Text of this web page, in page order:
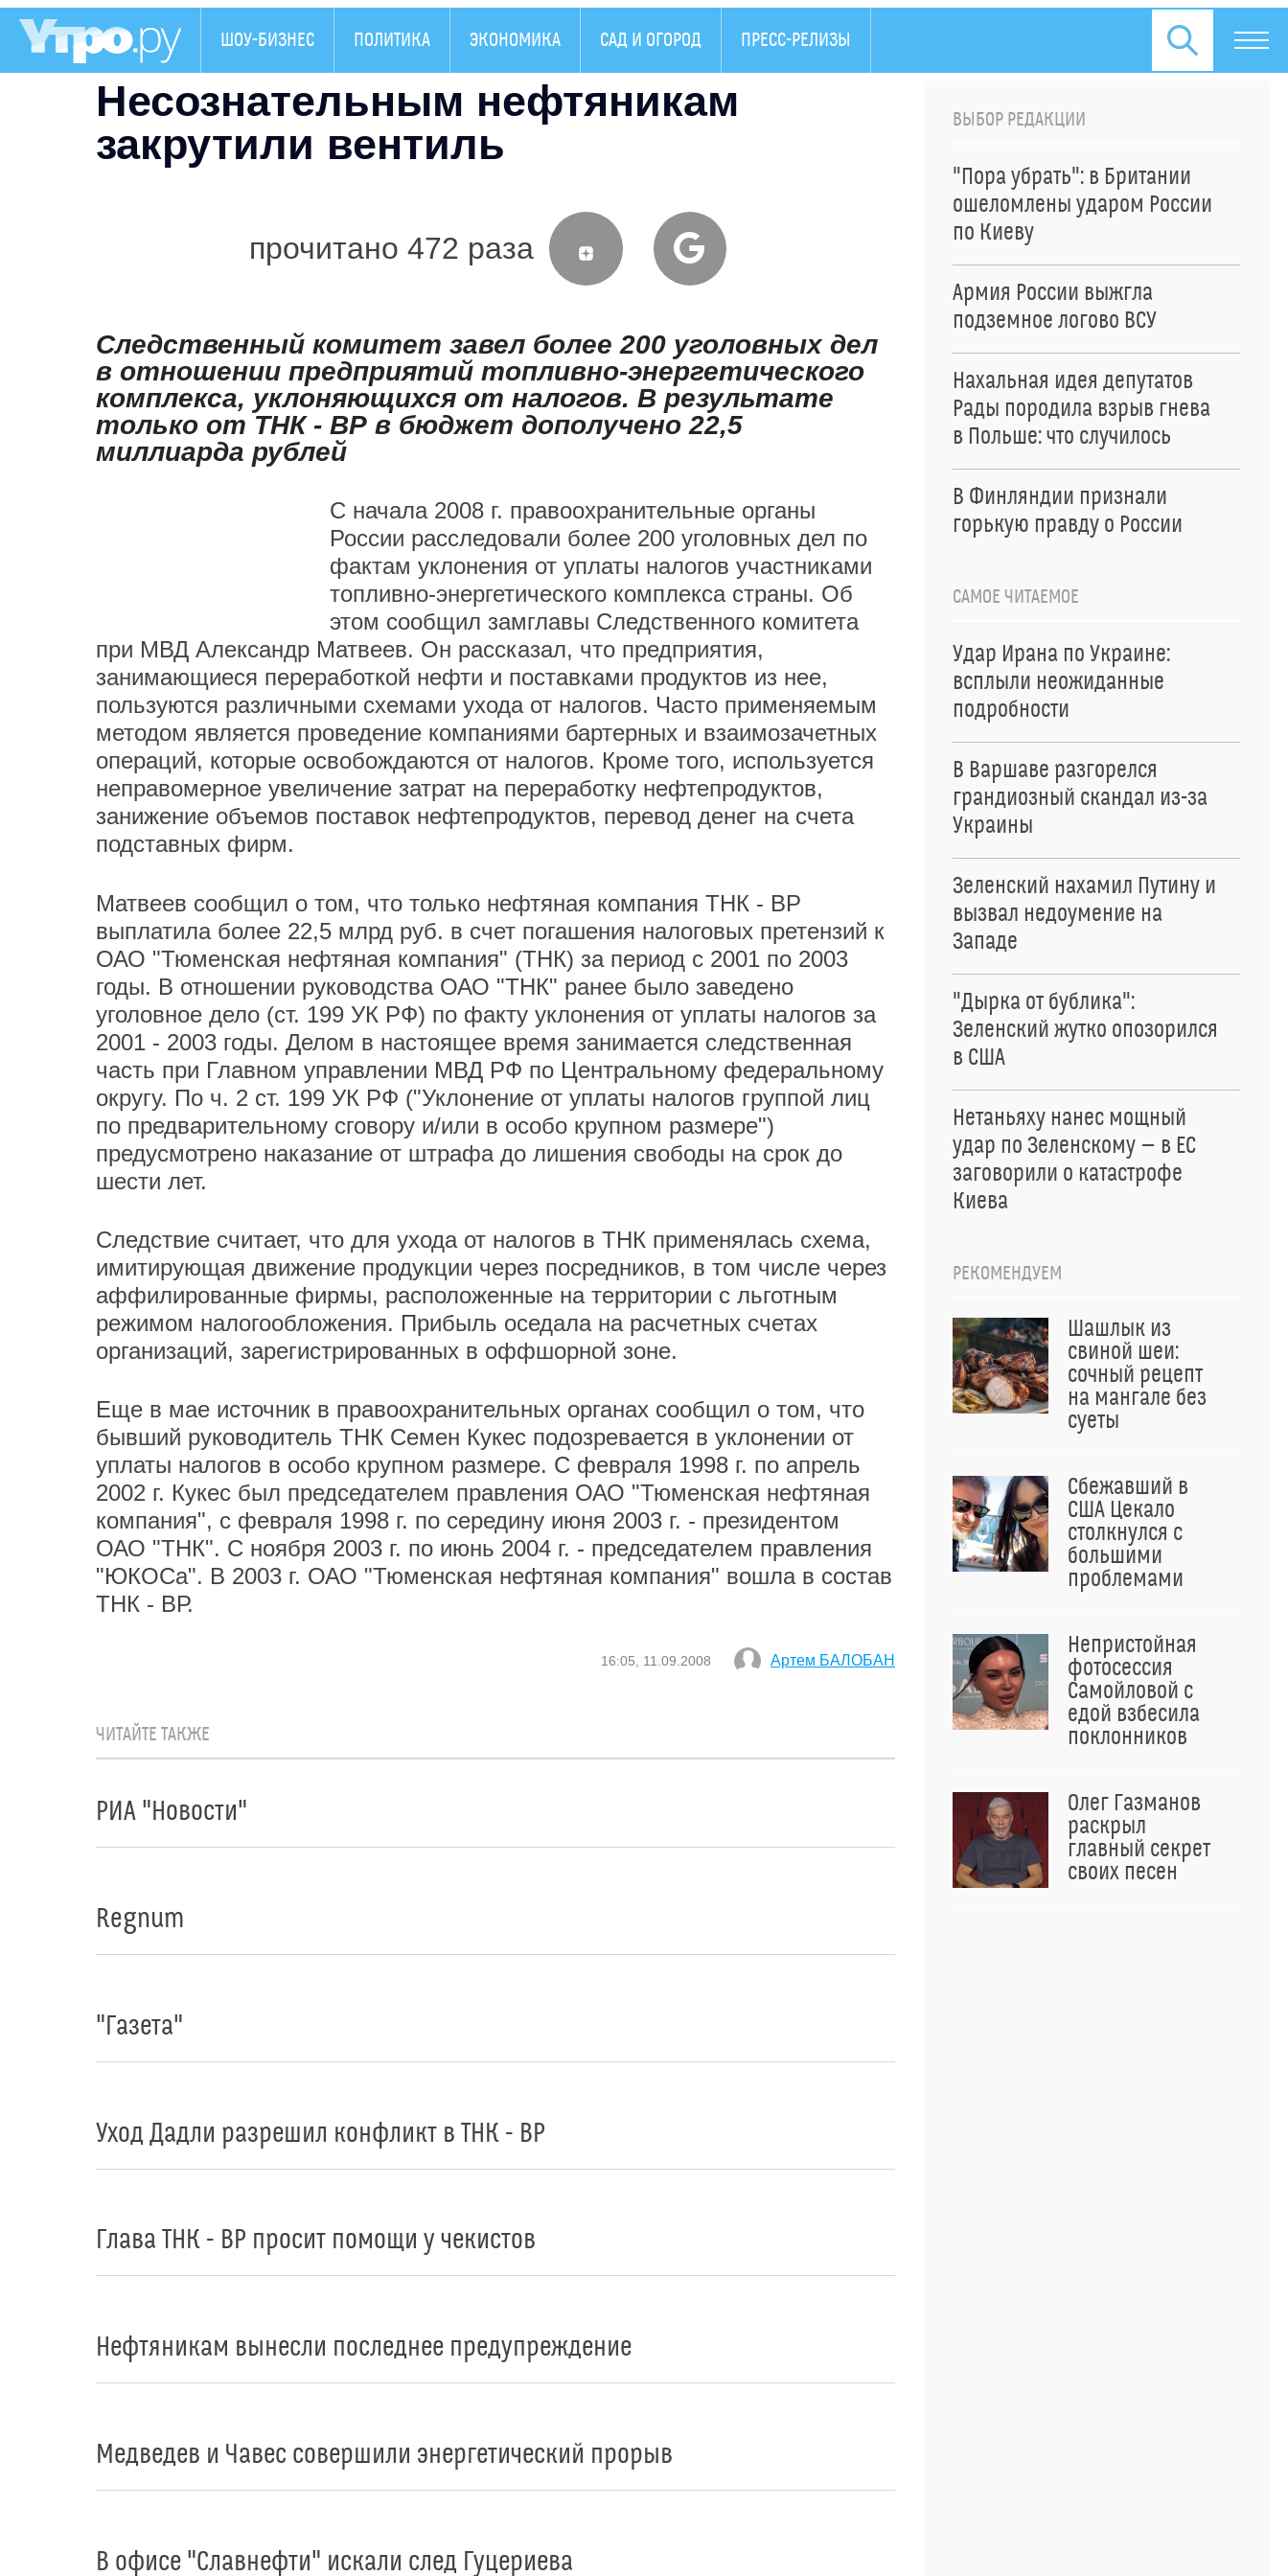
ШОУ-БИЗНЕС ПОЛИТИКА ЭКОНОМИКА САД И ОГОРОД ПРЕСС-РЕЛИЗЫ
Несознательным нефтяникам
закрутили вентиль
прочитано 472 раза
Следственный комитет завел более 200 уголовных дел
в отношении предприятий топливно-энергетического
комплекса, уклоняющихся от налогов. В результате
только от ТНК - ВР в бюджет дополучено 22,5
миллиарда рублей
С начала 2008 г. правоохранительные органы
России расследовали более 200 уголовных дел по
фактам уклонения от уплаты налогов участниками
топливно-энергетического комплекса страны. Об
этом сообщил замглавы Следственного комитета
при МВД Александр Матвеев. Он рассказал, что предприятия,
занимающиеся переработкой нефти и поставками продуктов из нее,
пользуются различными схемами ухода от налогов. Часто применяемым
методом является проведение компаниями бартерных и взаимозачетных
операций, которые освобождаются от налогов. Кроме того, используется
неправомерное увеличение затрат на переработку нефтепродуктов,
занижение объемов поставок нефтепродуктов, перевод денег на счета
подставных фирм.
Матвеев сообщил о том, что только нефтяная компания ТНК - ВР
выплатила более 22,5 млрд руб. в счет погашения налоговых претензий к
ОАО "Тюменская нефтяная компания" (ТНК) за период с 2001 по 2003
годы. В отношении руководства ОАО "ТНК" ранее было заведено
уголовное дело (ст. 199 УК РФ) по факту уклонения от уплаты налогов за
2001 - 2003 годы. Делом в настоящее время занимается следственная
часть при Главном управлении МВД РФ по Центральному федеральному
округу. По ч. 2 ст. 199 УК РФ ("Уклонение от уплаты налогов группой лиц
по предварительному сговору и/или в особо крупном размере")
предусмотрено наказание от штрафа до лишения свободы на срок до
шести лет.
Следствие считает, что для ухода от налогов в ТНК применялась схема,
имитирующая движение продукции через посредников, в том числе через
аффилированные фирмы, расположенные на территории с льготным
режимом налогообложения. Прибыль оседала на расчетных счетах
организаций, зарегистрированных в оффшорной зоне.
Еще в мае источник в правоохранительных органах сообщил о том, что
бывший руководитель ТНК Семен Кукес подозревается в уклонении от
уплаты налогов в особо крупном размере. С февраля 1998 г. по апрель
2002 г. Кукес был председателем правления ОАО "Тюменская нефтяная
компания", с февраля 1998 г. по середину июня 2003 г. - президентом
ОАО "ТНК". С ноября 2003 г. по июнь 2004 г. - председателем правления
"ЮКОСа". В 2003 г. ОАО "Тюменская нефтяная компания" вошла в состав
ТНК - ВР.
16:05, 11.09.2008 Артем БАЛОБАН
ЧИТАЙТЕ ТАКЖЕ
РИА "Новости"
Regnum
"Газета"
Уход Дадли разрешил конфликт в ТНК - ВР
Глава ТНК - BP просит помощи у чекистов
Нефтяникам вынесли последнее предупреждение
Медведев и Чавес совершили энергетический прорыв
В офисе "Славнефти" искали след Гуцериева
ВЫБОР РЕДАКЦИИ
"Пора убрать": в Британии
ошеломлены ударом России
по Киеву
Армия России выжгла
подземное логово ВСУ
Нахальная идея депутатов
Рады породила взрыв гнева
в Польше: что случилось
В Финляндии признали
горькую правду о России
САМОЕ ЧИТАЕМОЕ
Удар Ирана по Украине:
всплыли неожиданные
подробности
В Варшаве разгорелся
грандиозный скандал из-за
Украины
Зеленский нахамил Путину и
вызвал недоумение на
Западе
"Дырка от бублика":
Зеленский жутко опозорился
в США
Нетаньяху нанес мощный
удар по Зеленскому — в ЕС
заговорили о катастрофе
Киева
РЕКОМЕНДУЕМ
Шашлык из
свиной шеи:
сочный рецепт
на мангале без
суеты
Сбежавший в
США Цекало
столкнулся с
большими
проблемами
Непристойная
фотосессия
Самойловой с
едой взбесила
поклонников
Олег Газманов
раскрыл
главный секрет
своих песен